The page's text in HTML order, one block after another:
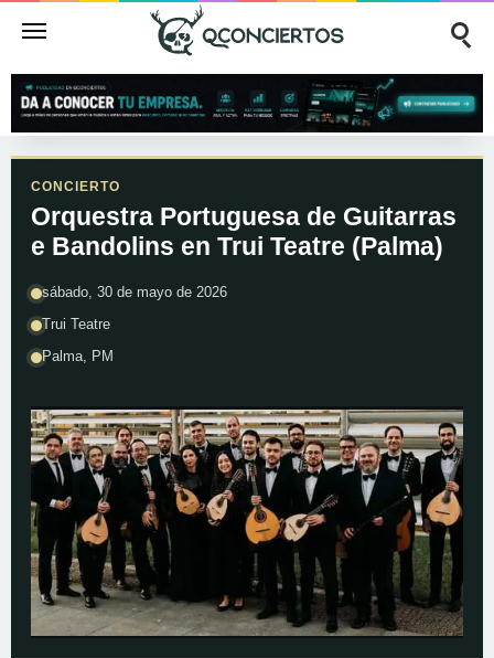
CONCIERTO
Orquestra Portuguesa de Guitarras
e Bandolins en Trui Teatre (Palma)
sábado, 30 de mayo de 2026
Trui Teatre
Palma, PM